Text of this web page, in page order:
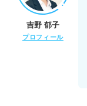
吉野 郁子
プロフィール